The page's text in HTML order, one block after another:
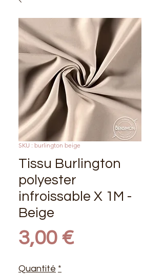
SKU : burlington beige
Tissu Burlington
polyester
infroissable X 1M -
Beige
3,00 €Prix
Quantité *